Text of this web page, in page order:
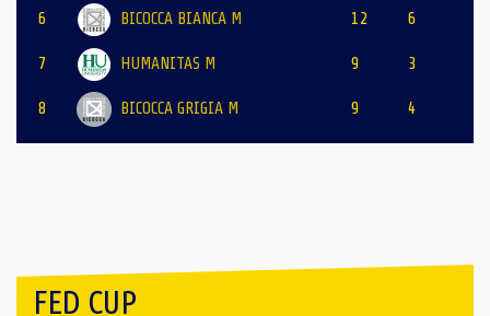
6 BICOCCA BIANCA M 12 6
7 HUMANITAS M 9 3
8 BICOCCA GRIGIA M 9 4
FED CUP